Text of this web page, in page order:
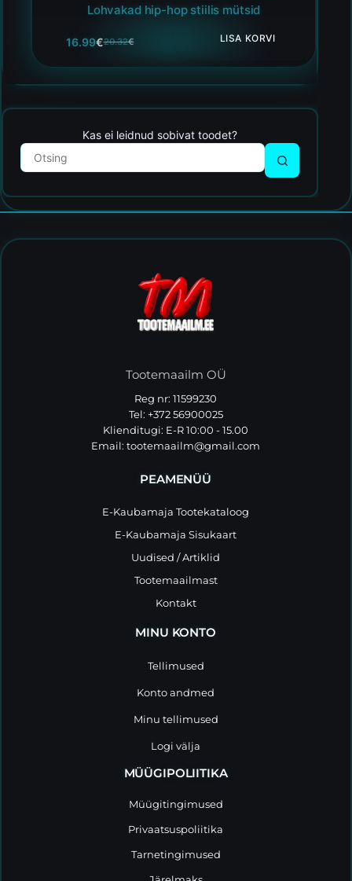
Lohvakad hip-hop stiilis mütsid
20.32€
16.99€ LISA KORVI
Kas ei leidnud sobivat toodet?
Tootemaailm OÜ
Reg nr: 11599230
Tel: +372 56900025
Klienditugi: E-R 10:00 - 15.00
Email:tootemaailm@gmail.com
PEAMENÜÜ
E-Kaubamaja Tootekataloog
E-Kaubamaja Sisukaart
Uudised / Artiklid
Tootemaailmast
Kontakt
MINU KONTO
Tellimused
Konto andmed
Minu tellimused
Logi välja
MÜÜGIPOLIITIKA
Müügitingimused
Privaatsuspoliitika
Tarnetingimused